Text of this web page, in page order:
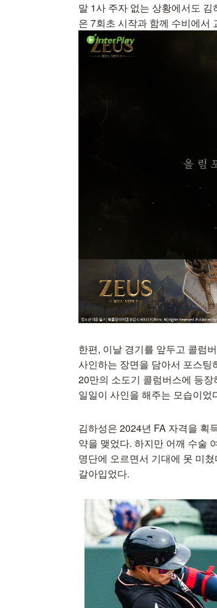
말 1사 주자 없는 상황에서도
은 7회초 시작과 함께 수비에서
한편, 이날 경기를 앞두고 콜럼
사인하는 장면을 담아서 포스
20만의 소도기 콜럼버스에 등
일일이 사인을 해주는 모습이었
김하성은 2024년 FA 자격을 획
약을 맺었다. 하지만 어깨 수술
명단에 오르면서 기대에 못 미
갈아입었다.